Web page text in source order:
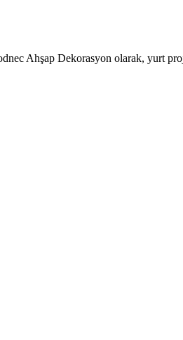
Ahşap Dekorasyon olarak, yurt